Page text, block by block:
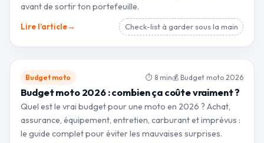
avant de sortir ton portefeuille.
Lire l’article→ Check-list à garder sous la main
Budget moto ⏱ 8 min💰 Budget moto 2026
Budget moto 2026 : combien ça coûte vraiment ?
Quel est le vrai budget pour une moto en 2026 ? Achat,
assurance, équipement, entretien, carburant et imprévus :
le guide complet pour éviter les mauvaises surprises.